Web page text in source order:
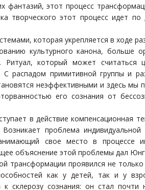
фантазий, этот процесс
творческого этот процесс идет
которая укрепляется в ходе
культурного канона, больше
который может считаться
С распадом примитивной группы и
неэффективными и здесь мы
его сознания от
в действие компенсационная
проблема
свое место в процессе
объяснение этой проблемы дал
трансформации проявился не
как у детей, так и у
склерозу сознания: он стал